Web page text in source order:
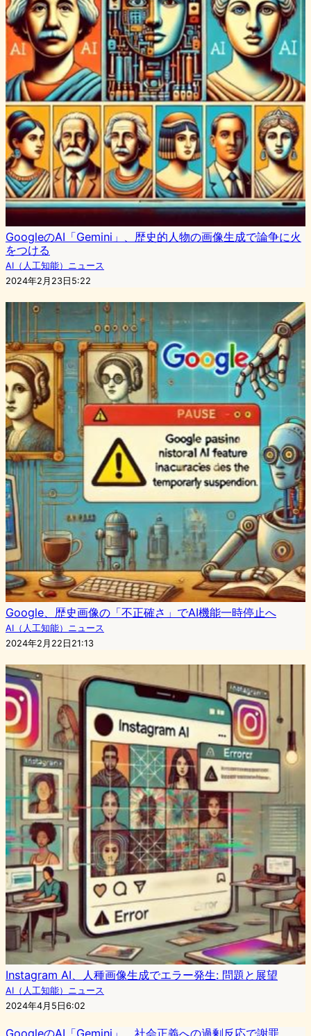
GoogleのAI「Gemini」、歴史的人物の画像生成で論争に火
をつける
AI（人工知能）ニュース
2024年2月23日5:22
Google、歴史画像の「不正確さ」でAI機能一時停止へ
AI（人工知能）ニュース
2024年2月22日21:13
Instagram AI、人種画像生成でエラー発生: 問題と展望
AI（人工知能）ニュース
2024年4月5日6:02
GoogleのAI「Gemini」、社会正義への過剰反応で謝罪